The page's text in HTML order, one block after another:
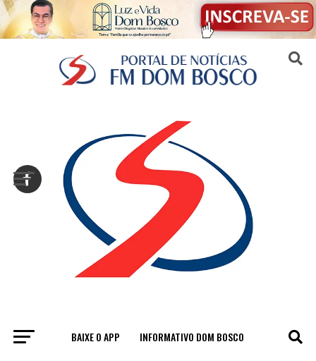
BAIXE O APP INFORMATIVO DOM BOSCO
All posts tagged "Dom Bosco"
Sair da versão mobile